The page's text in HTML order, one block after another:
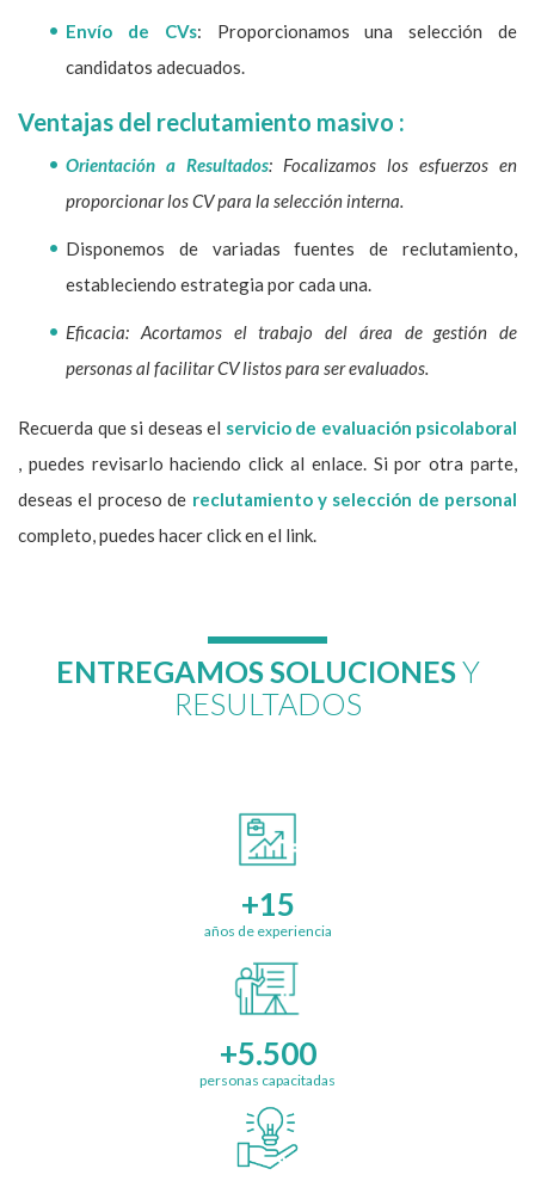
Envío de CVs: Proporcionamos una selección de
candidatos adecuados.
Ventajas del reclutamiento masivo :
Orientación a Resultados: Focalizamos los esfuerzos en
proporcionar los CV para la selección interna.
Disponemos de variadas fuentes de reclutamiento,
estableciendo estrategia por cada una.
Eficacia: Acortamos el trabajo del área de gestión de
personas al facilitar CV listos para ser evaluados.
Recuerda que si deseas el servicio de evaluación psicolaboral
, puedes revisarlo haciendo click al enlace. Si por otra parte,
deseas el proceso de reclutamiento y selección de personal
completo, puedes hacer click en el link.
ENTREGAMOS SOLUCIONESY
RESULTADOS
+15
años de experiencia
+5.500
personas capacitadas